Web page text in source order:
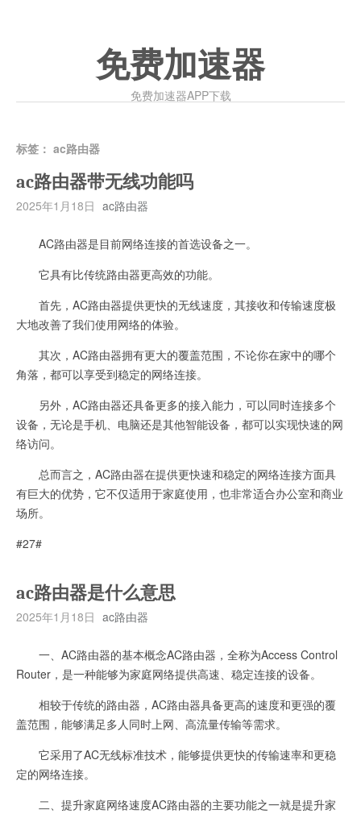
免费加速器
免费加速器APP下载
标签： ac路由器
ac路由器带无线功能吗
2025年1月18日 ac路由器
AC路由器是目前网络连接的首选设备之一。
它具有比传统路由器更高效的功能。
首先，AC路由器提供更快的无线速度，其接收和传输速度极
大地改善了我们使用网络的体验。
其次，AC路由器拥有更大的覆盖范围，不论你在家中的哪个
角落，都可以享受到稳定的网络连接。
另外，AC路由器还具备更多的接入能力，可以同时连接多个
设备，无论是手机、电脑还是其他智能设备，都可以实现快速的网
络访问。
总而言之，AC路由器在提供更快速和稳定的网络连接方面具
有巨大的优势，它不仅适用于家庭使用，也非常适合办公室和商业
场所。
#27#
ac路由器是什么意思
2025年1月18日 ac路由器
一、AC路由器的基本概念AC路由器，全称为Access Control
Router，是一种能够为家庭网络提供高速、稳定连接的设备。
相较于传统的路由器，AC路由器具备更高的速度和更强的覆
盖范围，能够满足多人同时上网、高流量传输等需求。
它采用了AC无线标准技术，能够提供更快的传输速率和更稳
定的网络连接。
二、提升家庭网络速度AC路由器的主要功能之一就是提升家